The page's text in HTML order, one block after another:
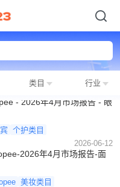
类目 行业
- 2026年4月市场报告 - 眼
个护类目
2026-06-12
2026年4月市场报告-面
美妆类目